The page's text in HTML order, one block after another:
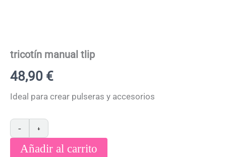
tricotín manual tlip
48,90 €
Ideal para crear pulseras y accesorios
− +
Añadir al carrito